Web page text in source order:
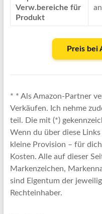
Verw.bereiche für
Produkt
Preis bei
* * Als Amazon-Partner
Verkäufen. Ich nehme
teil. Die mit (*)
Wenn du über diese
kleine Provision – für
Kosten. Alle auf dieser
Markenzeichen,
sind Eigentum der
Rechteinhaber.